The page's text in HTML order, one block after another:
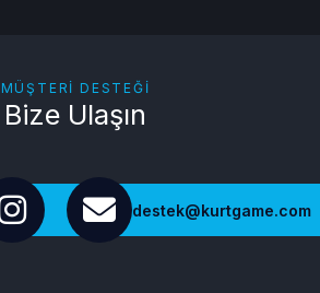
MÜŞTERI DESTEĞI
Bize Ulaşın
destek@kurtgame.com